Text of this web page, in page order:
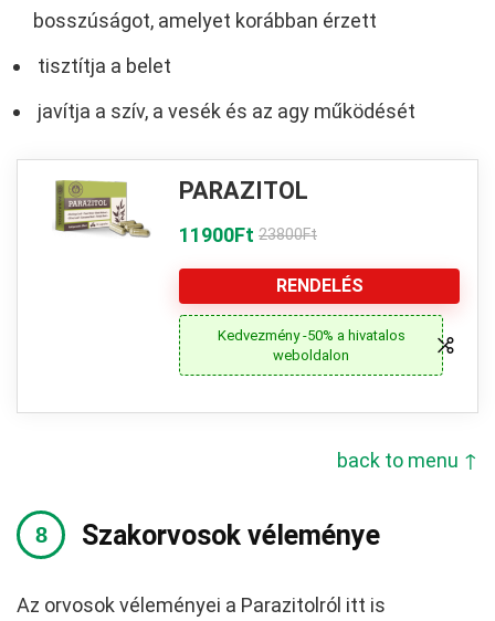
bosszúságot, amelyet korábban érzett
tisztítja a belet
javítja a szív, a vesék és az agy működését
PARAZITOL
11900Ft 23800Ft
RENDELÉS
Kedvezmény -50% a hivatalos
weboldalon
back to menu ↑
Szakorvosok véleménye
Az orvosok véleményei a Parazitolról itt is